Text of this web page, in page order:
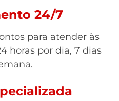
24/7
para atender às
horas por dia, 7 dias